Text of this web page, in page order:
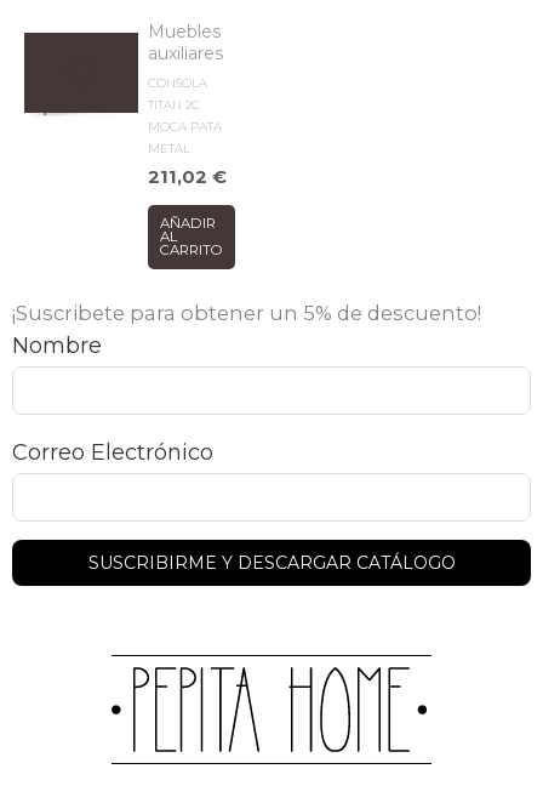
Muebles
auxiliares
CONSOLA
TITAN 2C
MOCA PATA
METAL
211,02€
AÑADIR
AL
CARRITO
¡Suscribete para obtener un 5% de descuento!
Nombre
Correo Electrónico